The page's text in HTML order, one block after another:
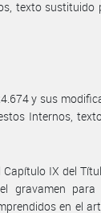
texto sustituido
y sus
Internos,
IX del
gravamen
en el